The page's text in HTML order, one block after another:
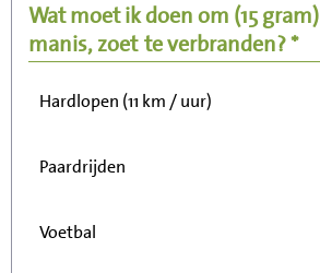
Wat moet ik doen om (15 gram)
manis, zoet te verbranden? *
Wandelen (5 km/uur)
Hardlopen (11 km / uur)
Paardrijden
Voetbal